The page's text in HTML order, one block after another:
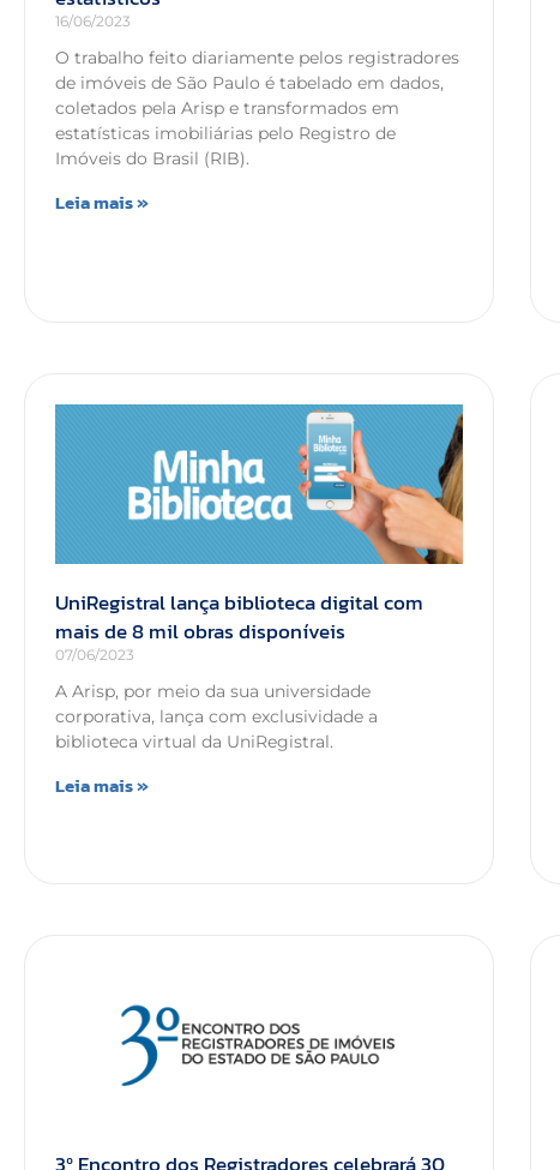
16/06/2023
O trabalho feito diariamente pelos registradores
de imóveis de São Paulo é tabelado em dados,
coletados pela Arisp e transformados em
estatísticas imobiliárias pelo Registro de
Imóveis do Brasil (RIB).
Leia mais »
UniRegistral lança biblioteca digital com
mais de 8 mil obras disponíveis
07/06/2023
A Arisp, por meio da sua universidade
corporativa, lança com exclusividade a
biblioteca virtual da UniRegistral.
Leia mais »
3º Encontro dos Registradores celebrará 30